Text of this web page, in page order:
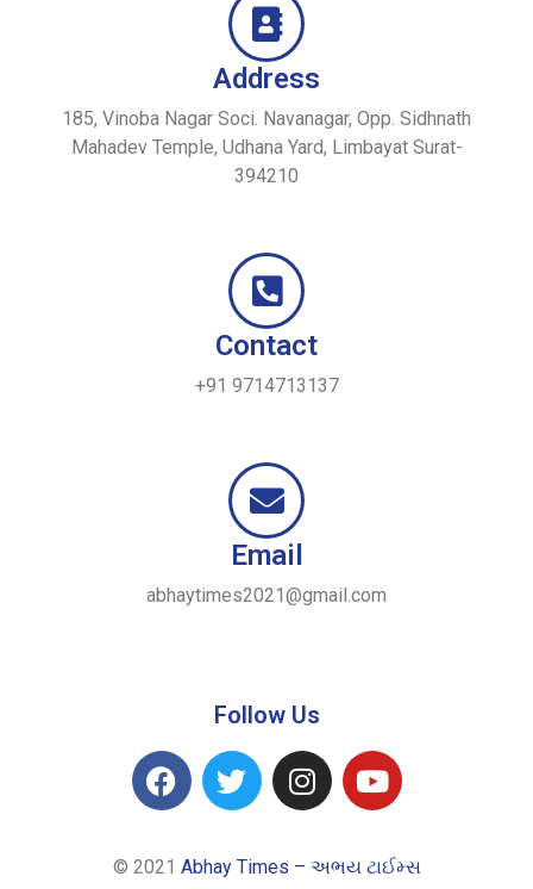
Address
185, Vinoba Nagar Soci. Navanagar, Opp. Sidhnath
Mahadev Temple, Udhana Yard, Limbayat Surat-
394210
Contact
+91 9714713137
Email
abhaytimes2021@gmail.com
Follow Us
© 2021 Abhay Times – અભય ટાઈમ્સ